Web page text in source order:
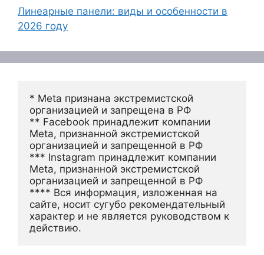
Линеарные панели: виды и особенности в
2026 году
* Meta признана экстремистской
организацией и запрещена в РФ
** Facebook принадлежит компании
Meta, признанной экстремистской
организацией и запрещенной в РФ
*** Instagram принадлежит компании
Meta, признанной экстремистской
организацией и запрещенной в РФ
**** Вся информация, изложенная на
сайте, носит сугубо рекомендательный
характер и не является руководством к
действию.